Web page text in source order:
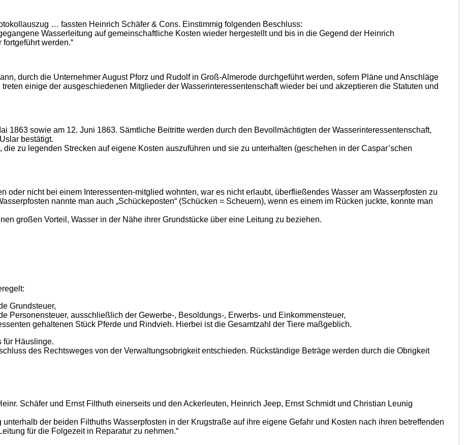
… fassten Heinrich Schäfer & Cons. Einstimmig folgenden Beschluss:
Wasserleitung auf gemeinschaftliche Kosten wieder hergestellt und bis in die Gegend der Heinrich
werden.“
durch die Unternehmer August Pforz und Rudolf in Groß-Almerode durchgeführt werden, sofern Pläne und Anschläge
einige der ausgeschiedenen Mitglieder der Wasserinteressentenschaft wieder bei und akzeptieren die Statuten und
1863 sowie am 12. Juni 1863. Sämtliche Beitritte werden durch den Bevollmächtigten der Wasserinteressentenschaft,
bestätigt.
zu legenden Strecken auf eigene Kosten auszuführen und sie zu unterhalten (geschehen in der Caspar’schen
oder nicht bei einem Interessenten-mitglied wohnten, war es nicht erlaubt, überfließendes Wasser am Wasserpfosten zu
nannte man auch „Schückeposten“ (Schücken = Scheuern), wenn es einem im Rücken juckte, konnte man
großen Vorteil, Wasser in der Nähe ihrer Grundstücke über eine Leitung zu beziehen.
Grundsteuer,
Personensteuer, ausschließlich der Gewerbe-, Besoldungs-, Erwerbs- und Einkommensteuer,
gehaltenen Stück Pferde und Rindvieh. Hierbei ist die Gesamtzahl der Tiere maßgeblich.
für Häuslinge.
des Rechtsweges von der Verwaltungsobrigkeit entschieden. Rückständige Beträge werden durch die Obrigkeit
Schäfer und Ernst Filthuth einerseits und den Ackerleuten, Heinrich Jeep, Ernst Schmidt und Christian Leunig
der beiden Filthuths Wasserpfosten in der Krugstraße auf ihre eigene Gefahr und Kosten nach ihren betreffenden
für die Folgezeit in Reparatur zu nehmen.“